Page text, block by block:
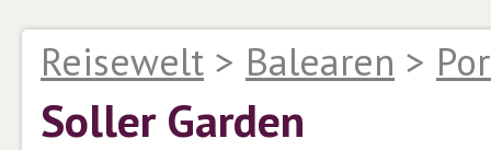
Reisewelt > Balearen >
Soller Garden